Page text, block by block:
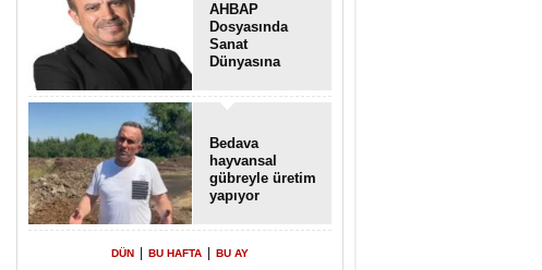
AHBAP
Dosyasında
Sanat
Dünyasına
Transferler
Bedava
hayvansal
gübreyle üretim
yapıyor
DÜN BU HAFTA BU AY